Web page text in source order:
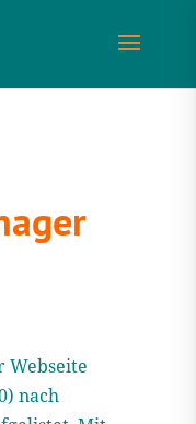
Webseite
nach